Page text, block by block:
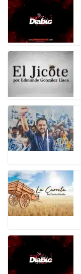
k
e
b
o
o
k
er